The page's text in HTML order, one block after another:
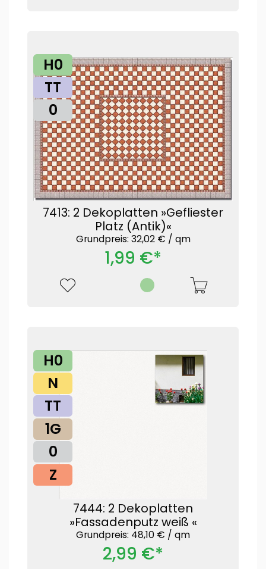
H0
TT
0
7413: 2 Dekoplatten »Gefliester
Platz (Antik)«
Grundpreis: 32,02 € / qm
1,99 €*
H0
N
TT
1G
0
Z
7444: 2 Dekoplatten
»Fassadenputz weiß «
Grundpreis: 48,10 € / qm
2,99 €*